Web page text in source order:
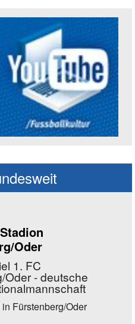
Oder
1. FC
Oder - deutsche
in Fürstenberg/Oder